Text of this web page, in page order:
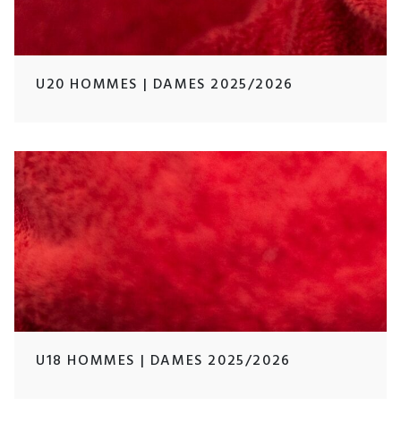
U20 HOMMES | DAMES 2025/2026
U18 HOMMES | DAMES 2025/2026